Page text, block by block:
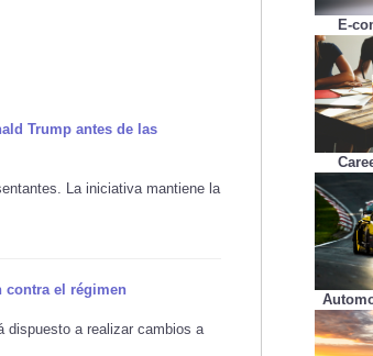
Trump antes de las
La iniciativa mantiene la
contra el régimen
dispuesto a realizar cambios a
E-